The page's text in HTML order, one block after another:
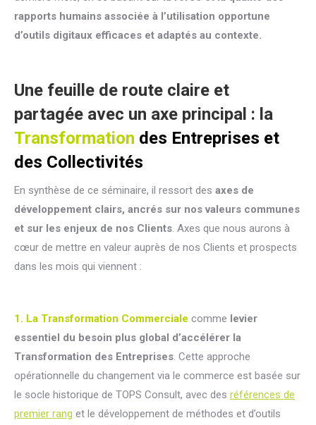
rapports humains associée à l’utilisation opportune
d’outils digitaux efficaces et adaptés au contexte.
Une feuille de route claire et
partagée avec un axe principal : la
Transformation des Entreprises et
des Collectivités
En synthèse de ce séminaire, il ressort des axes de
développement clairs, ancrés sur nos valeurs communes
et sur les enjeux de nos Clients. Axes que nous aurons à
cœur de mettre en valeur auprès de nos Clients et prospects
dans les mois qui viennent :
1. La Transformation Commerciale comme levier
essentiel du besoin plus global d’accélérer la
Transformation des Entreprises. Cette approche
opérationnelle du changement via le commerce est basée sur
le socle historique de TOPS Consult, avec des références de
premier rang et le développement de méthodes et d’outils